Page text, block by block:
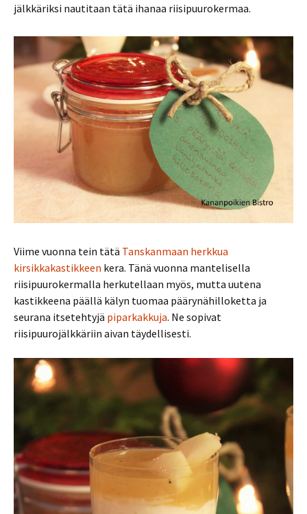
jälkkäriksi nautitaan tätä ihanaa riisipuurokermaa.
Viime vuonna tein tätä Tanskanmaan herkkua
kirsikkakastikkeen kera. Tänä vuonna mantelisella
riisipuurokermalla herkutellaan myös, mutta uutena
kastikkeena päällä kälyn tuomaa päärynähilloketta ja
seurana itsetehtyjä piparkakkuja. Ne sopivat
riisipuurojälkkäriin aivan täydellisesti.